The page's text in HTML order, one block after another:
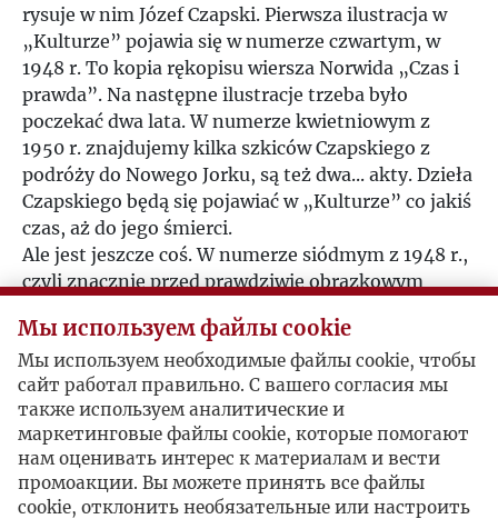
rysuje w nim Józef Czapski. Pierwsza ilustracja w
„Kulturze” pojawia się w numerze czwartym, w
1948 r. To kopia rękopisu wiersza Norwida „Czas i
prawda”. Na następne ilustracje trzeba było
poczekać dwa lata. W numerze kwietniowym z
1950 r. znajdujemy kilka szkiców Czapskiego z
podróży do Nowego Jorku, są też dwa... akty. Dzieła
Czapskiego będą się pojawiać w „Kulturze” co jakiś
czas, aż do jego śmierci.
Ale jest jeszcze coś. W numerze siódmym z 1948 r.,
czyli znacznie przed prawdziwie obrazkowym
pierwszą reklamę z ilustracją. To właściwie
autoreklama, bowiem czytelnikom poleca się
"Libella", naonczas formalny wydawca „Kultury”.
„Wszyscy już wiedzą, że najlepiej zaopatrzoną
księgarnią we Francji jest składnica książki polskiej
»Libella«” – głosi komunikat, a pod nim
znajdujemy rysunek. To planik wskazujący drogę
Мы используем файлы cookie
Мы используем необходимые файлы cookie, чтобы
сайт работал правильно. С вашего согласия мы
также используем аналитические и
маркетинговые файлы cookie, которые помогают
нам оценивать интерес к материалам и вести
промоакции. Вы можете принять все файлы
cookie, отклонить необязательные или настроить